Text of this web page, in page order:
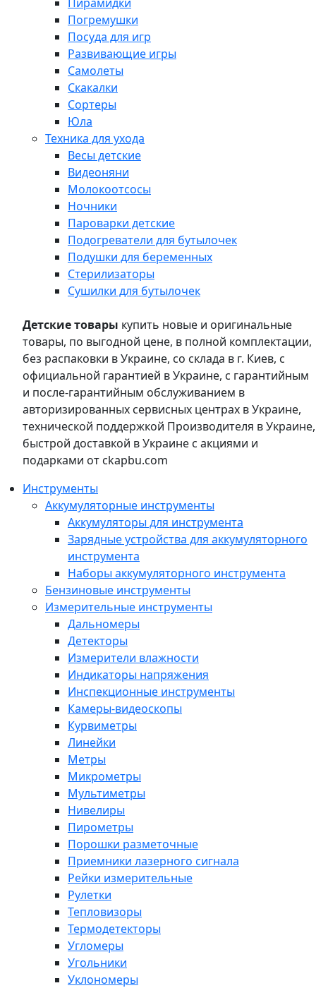
Погремушки
Посуда для игр
Развивающие игры
Самолеты
Скакалки
Сортеры
Юла
Техника для ухода
Весы детские
Видеоняни
Молокоотсосы
Ночники
Пароварки детские
Подогреватели для бутылочек
Подушки для беременных
Стерилизаторы
Сушилки для бутылочек
Детские товары купить новые и оригинальные
товары, по выгодной цене, в полной комплектации,
без распаковки в Украине, со склада в г. Киев, с
официальной гарантией в Украине, с гарантийным
и после-гарантийным обслуживанием в
авторизированных сервисных центрах в Украине,
технической поддержкой Производителя в Украине,
быстрой доставкой в Украине с акциями и
подарками от ckapbu.com
Инструменты
Аккумуляторные инструменты
Аккумуляторы для инструмента
Зарядные устройства для аккумуляторного
инструмента
Наборы аккумуляторного инструмента
Бензиновые инструменты
Измерительные инструменты
Дальномеры
Детекторы
Измерители влажности
Индикаторы напряжения
Инспекционные инструменты
Камеры-видеоскопы
Курвиметры
Линейки
Метры
Микрометры
Мультиметры
Нивелиры
Пирометры
Порошки разметочные
Приемники лазерного сигнала
Рейки измерительные
Рулетки
Тепловизоры
Термодетекторы
Угломеры
Угольники
Уклономеры